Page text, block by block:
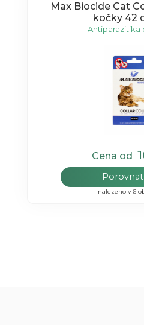
Max Biocide Cat
kočky 42
Antiparazitika
Cena od
nalezeno v 6